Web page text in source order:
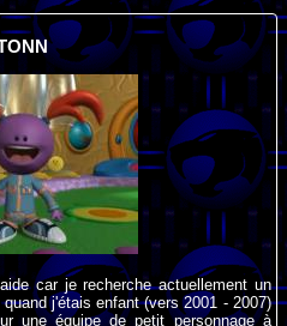
car je recherche actuellement un
j'étais enfant (vers 2001 - 2007)
une équipe de petit personnage à